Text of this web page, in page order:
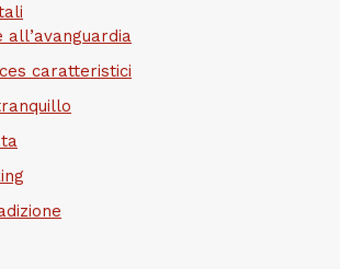
caratteristici